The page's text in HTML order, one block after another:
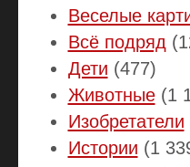
Веселые
Всё подряд
Дети (477)
Животные(1
Изобретатели
Истории (1